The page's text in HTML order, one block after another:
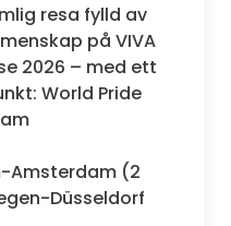
resa fylld av
på VIVA
2026 – med ett
World Pride
Amsterdam (2
Düsseldorf